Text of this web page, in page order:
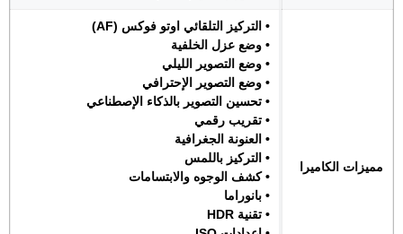
مميزات الكاميرا
• التركيز التلقائي اوتو فوكس (AF)
• وضع عزل الخلفية
• وضع التصوير الليلي
• وضع التصوير الإحترافي
• تحسين التصوير بالذكاء الإصطناعي
• تقريب رقمي
• العنونة الجغرافية
• التركيز باللمس
• كشف الوجوه والابتسامات
• بانوراما
• تقنية HDR